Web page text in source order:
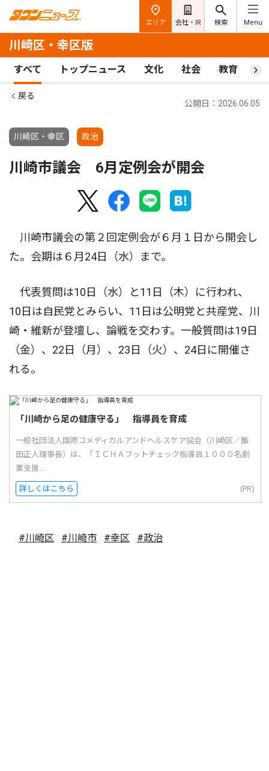
エリア 会社・IR 検索 Menu
川崎区・幸区版
すべて トップニュース 文化 社会 教育 ス
戻る
川崎区・幸区 政治
公開日：2026.06.05
川崎市議会 6月定例会が開会
川崎市議会の第２回定例会が６月１日から開会し
た。会期は６月24日（水）まで。
代表質問は10日（水）と11日（木）に行われ、
10日は自民党とみらい、11日は公明党と共産党、川
崎・維新が登壇し、論戦を交わす。一般質問は19日
（金）、22日（月）、23日（火）、24日に開催さ
れる。
「川崎から足の健康守る」 指導員を育成
一般社団法人国際コメディカルアンドヘルスケア協会（川崎区／飯
田正人理事長）は、「ＩＣＨＡフットチェック指導員１０００名創
業支援...
詳しくはこちら (PR)
#川崎区 #川崎市 #幸区 #政治